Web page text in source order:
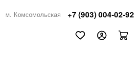
м. Комсомольская +7 (903) 004-02-92